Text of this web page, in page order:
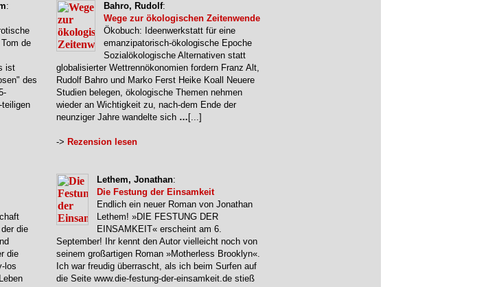
:
de
ist
des
Bahro, Rudolf:
Wege zur ökologischen Zeitenwende
Ökobuch: Ideenwerkstatt für eine
emanzipatorisch-ökologische Epoche
Sozialökologische Alternativen statt
globalisierter Wettrennökonomien fordern Franz Alt,
Rudolf Bahro und Marko Ferst Heike Koall Neuere
Studien belegen, ökologische Themen nehmen
wieder an Wichtigkeit zu, nach-dem Ende der
neunziger Jahre wandelte sich … [...]
-> Rezension lesen
die
die
los
Lethem, Jonathan:
Die Festung der Einsamkeit
Endlich ein neuer Roman von Jonathan
Lethem! »DIE FESTUNG DER
EINSAMKEIT« erscheint am 6.
September! Ihr kennt den Autor vielleicht noch von
seinem großartigen Roman »Motherless Brooklyn«.
Ich war freudig überrascht, als ich beim Surfen auf
die Seite www.die-festung-der-einsamkeit.de stieß